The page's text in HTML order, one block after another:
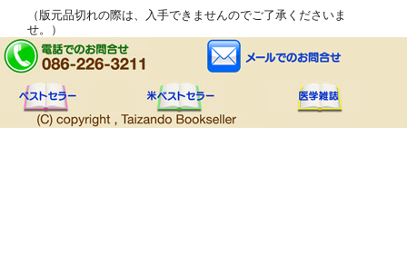
（版元品切れの際は、入手できませんのでご了承くださいま
せ。）